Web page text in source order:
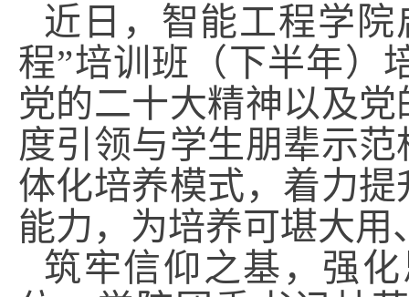
近日，智能工程学
程”培训班（下半年）
党的二十大精神以及
度引领与学生朋辈示
体化培养模式，着力
能力，为培养可堪大
筑牢信仰之基，强